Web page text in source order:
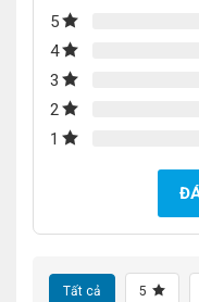
5
4
3
2
1
Tất cả 5